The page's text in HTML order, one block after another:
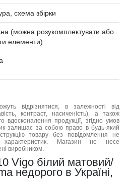
схема збірки
(можна розукомплектувати або
елементи)
відрізнятися, в залежності від
контраст, насиченість), а також
вдосконалення продукції, згідно умов
залишає за собою право в будь-який
товару без повідомлення не
Магазин не несе
виробником.
Vigo білий матовий/
недорого в Україні,